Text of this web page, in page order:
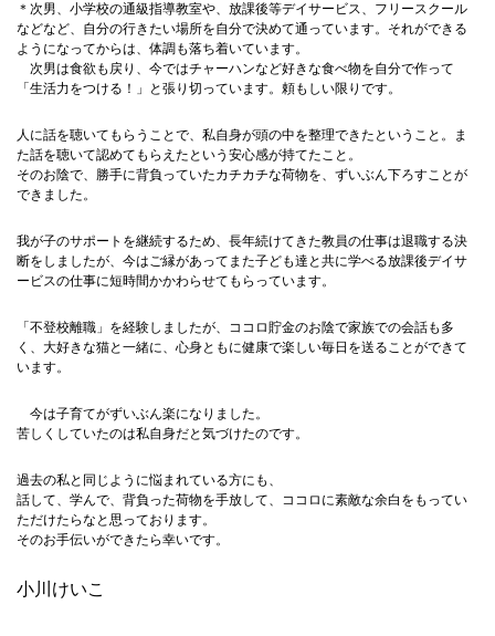
＊次男、小学校の通級指導教室や、放課後等デイサービス、フリースクール
などなど、自分の行きたい場所を自分で決めて通っています。それができる
ようになってからは、体調も落ち着いています。
次男は食欲も戻り、今ではチャーハンなど好きな食べ物を自分で作って
「生活力をつける！」と張り切っています。頼もしい限りです。
人に話を聴いてもらうことで、私自身が頭の中を整理できたということ。ま
た話を聴いて認めてもらえたという安心感が持てたこと。
そのお陰で、勝手に背負っていたカチカチな荷物を、ずいぶん下ろすことが
できました。
我が子のサポートを継続するため、長年続けてきた教員の仕事は退職する決
断をしましたが、今はご縁があってまた子ども達と共に学べる放課後デイサ
ービスの仕事に短時間かかわらせてもらっています。
「不登校離職」を経験しましたが、ココロ貯金のお陰で家族での会話も多
く、大好きな猫と一緒に、心身ともに健康で楽しい毎日を送ることができて
います。
今は子育てがずいぶん楽になりました。
苦しくしていたのは私自身だと気づけたのです。
過去の私と同じように悩まれている方にも、
話して、学んで、背負った荷物を手放して、ココロに素敵な余白をもってい
ただけたらなと思っております。
そのお手伝いができたら幸いです。
小川けいこ